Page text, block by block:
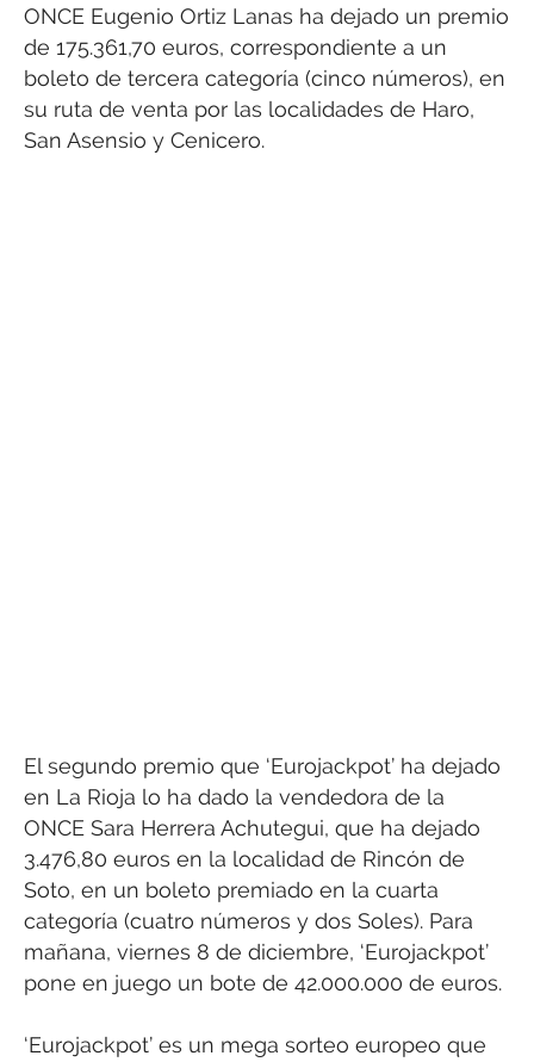
ONCE Eugenio Ortiz Lanas ha dejado un premio
de 175.361,70 euros, correspondiente a un
boleto de tercera categoría (cinco números), en
su ruta de venta por las localidades de Haro,
San Asensio y Cenicero.
El segundo premio que ‘Eurojackpot’ ha dejado
en La Rioja lo ha dado la vendedora de la
ONCE Sara Herrera Achutegui, que ha dejado
3.476,80 euros en la localidad de Rincón de
Soto, en un boleto premiado en la cuarta
categoría (cuatro números y dos Soles). Para
mañana, viernes 8 de diciembre, ‘Eurojackpot’
pone en juego un bote de 42.000.000 de euros.
‘Eurojackpot’ es un mega sorteo europeo que